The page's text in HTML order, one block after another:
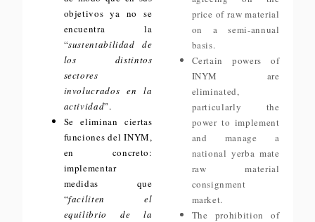
objetivos ya no se
encuentra la
“sustentabilidad de
los distintos
sectores
involucrados en la
actividad”.
Se eliminan ciertas
funciones del INYM,
en concreto:
implementar
medidas que
“faciliten el
equilibrio de la
price of raw material
on a semi-annual
basis.
Certain powers of
INYM are
eliminated,
particularly the
power to implement
and manage a
national yerba mate
raw material
consignment
market.
The prohibition of